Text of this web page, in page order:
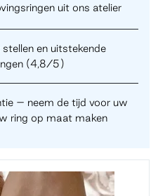
uit ons atelier
en uitstekende
(4,8/5)
– neem de tijd voor uw
ring op maat maken